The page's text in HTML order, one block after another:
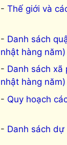
Thế giới và
Danh sách
nhật hàng năm)
Danh sách xã
nhật hàng năm)
Quy hoạch
Danh sách dự